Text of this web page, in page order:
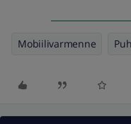
Mobiilivarmenne